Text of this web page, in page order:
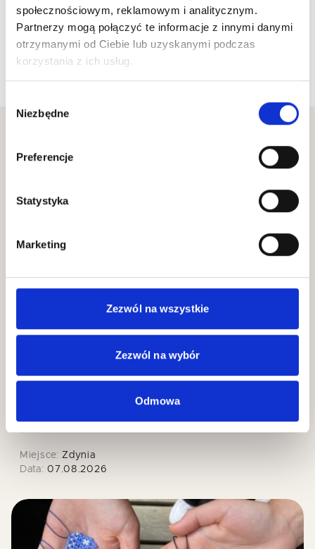
społecznościowym, reklamowym i analitycznym.
Partnerzy mogą połączyć te informacje z innymi danymi
otrzymanymi od Ciebie lub uzyskanymi podczas
korzystania z ich usług.
zgody
Niezbędne
Preferencje
Statystyka
Marketing
Zezwól na wszystkie
Zezwól na wybór
Odmowa
Wróć do listy wydarzeń
Zdynia DIY Fest VI
Miejsce: Zdynia
Data: 07.08.2026